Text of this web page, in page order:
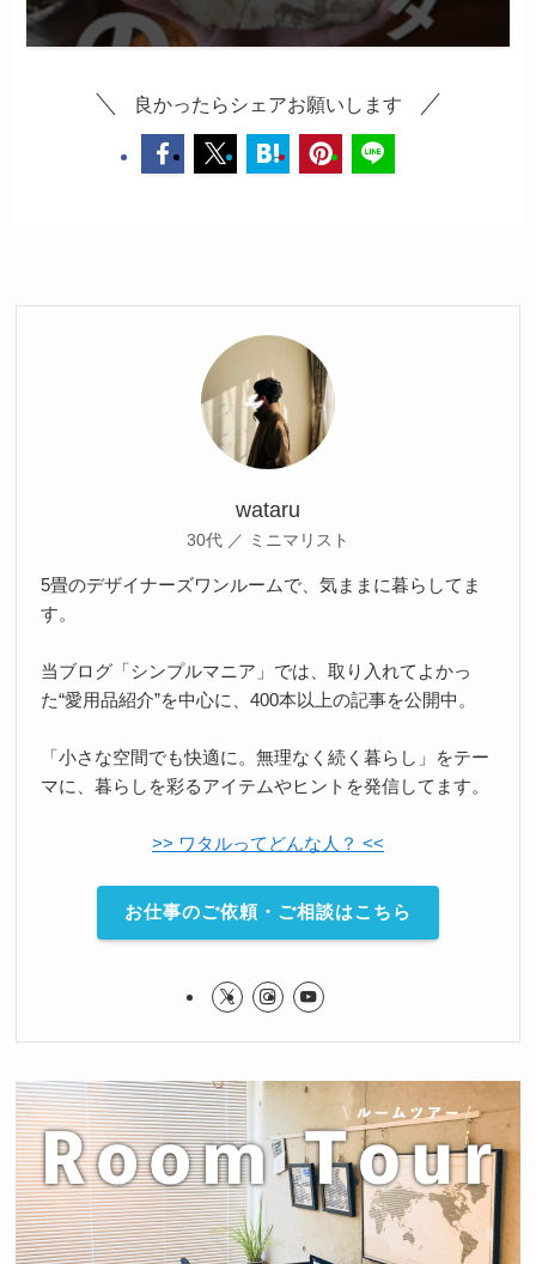
良かったらシェアお願いします
wataru
30代 ／ ミニマリスト
5畳のデザイナーズワンルームで、気ままに暮らしてま
す。
当ブログ「シンプルマニア」では、取り入れてよかっ
た“愛用品紹介”を中心に、400本以上の記事を公開中。
「小さな空間でも快適に。無理なく続く暮らし」をテー
マに、暮らしを彩るアイテムやヒントを発信してます。
>> ワタルってどんな人？ <<
お仕事のご依頼・ご相談はこちら